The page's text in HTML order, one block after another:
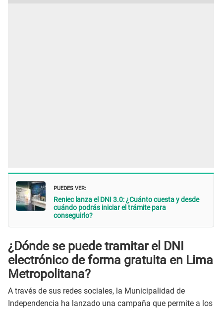
PUEDES VER:
Reniec lanza el DNI 3.0: ¿Cuánto cuesta y desde
cuándo podrás iniciar el trámite para
conseguirlo?
¿Dónde se puede tramitar el DNI
electrónico de forma gratuita en Lima
Metropolitana?
A través de sus redes sociales, la Municipalidad de
Independencia ha lanzado una campaña que permite a los